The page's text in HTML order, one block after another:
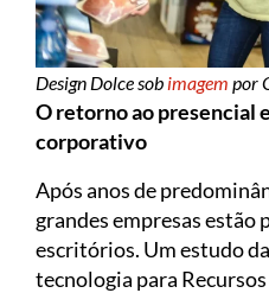
Design Dolce sob imagem por
O retorno ao presencial
corporativo
Após anos de
grandes empresas estão
escritórios. Um estudo
tecnologia para